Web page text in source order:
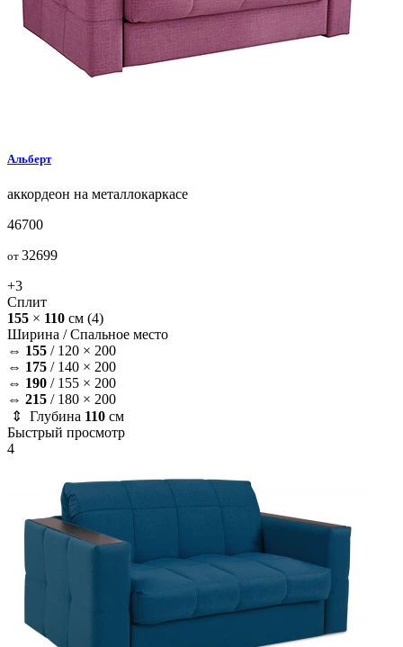
Альберт
аккордеон на металлокаркасе
46700
от 32699
+3
Сплит
155 × 110 см (4)
Ширина /Спальное место
⇔ 155 / 120 × 200
⇔ 175 / 140 × 200
⇔ 190 / 155 × 200
⇔ 215 / 180 × 200
⇕ Глубина 110 см
Быстрый просмотр
4